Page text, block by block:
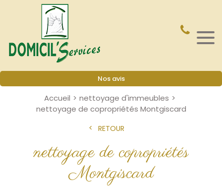
Nos avis
Accueil
nettoyage d'immeubles
nettoyage de copropriétés Montgiscard
RETOUR
nettoyage de copropriétés
Montgiscard